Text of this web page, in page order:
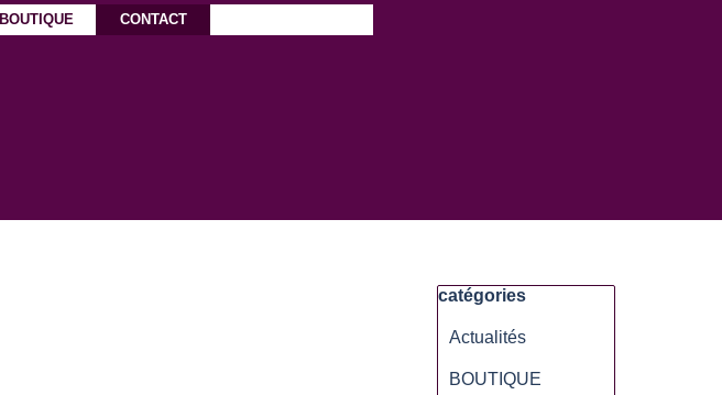
▼
BOUTIQUE ▼
CONTACT
Sauter le bloc catégories
catégories
Actualités
BOUTIQUE